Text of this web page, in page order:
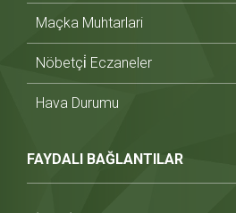
Maçka Muhtarlari
Nöbetçi̇ Eczaneler
Hava Durumu
FAYDALI BAĞLANTILAR